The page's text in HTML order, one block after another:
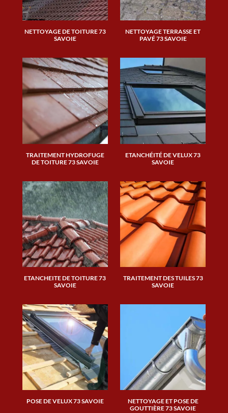
NETTOYAGE DE TOITURE 73
SAVOIE
NETTOYAGE TERRASSE ET
PAVÉ 73 SAVOIE
TRAITEMENT HYDROFUGE
DE TOITURE 73 SAVOIE
ETANCHÉITÉ DE VELUX 73
SAVOIE
ETANCHEITE DE TOITURE 73
SAVOIE
TRAITEMENT DES TUILES 73
SAVOIE
POSE DE VELUX 73 SAVOIE
NETTOYAGE ET POSE DE
GOUTTIÈRE 73 SAVOIE